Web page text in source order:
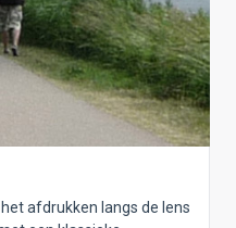
afdrukken langs de lens